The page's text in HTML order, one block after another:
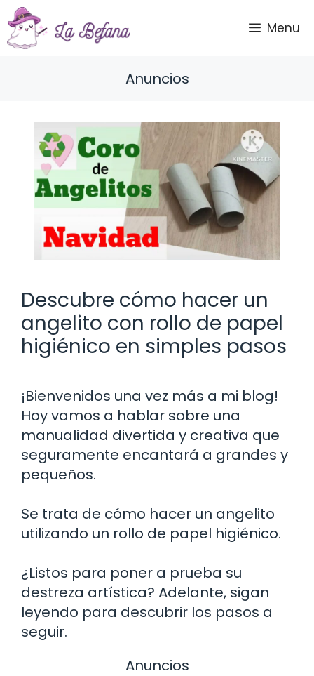
Saltar
al
contenido
Menu
Anuncios
Descubre cómo hacer un
angelito con rollo de papel
higiénico en simples pasos
¡Bienvenidos una vez más a mi blog!
Hoy vamos a hablar sobre una
manualidad divertida y creativa que
seguramente encantará a grandes y
pequeños.
Se trata de cómo hacer un angelito
utilizando un rollo de papel higiénico.
¿Listos para poner a prueba su
destreza artística? Adelante, sigan
leyendo para descubrir los pasos a
seguir.
Anuncios